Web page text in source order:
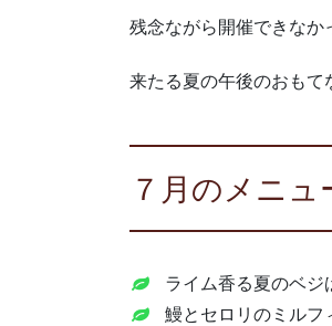
残念ながら開催できなか
来たる夏の午後のおもて
７月のメニュ
ライム香る夏のベジ
鰻とセロリのミルフ